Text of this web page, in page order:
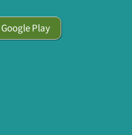
Google Play